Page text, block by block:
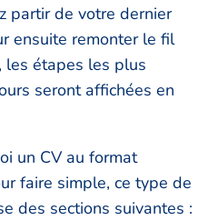
partir de votre dernier
ensuite remonter le fil
les étapes les plus
seront affichées en
un CV au format
faire simple, ce type de
des sections suivantes :